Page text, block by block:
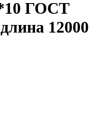
ГОСТ
12000